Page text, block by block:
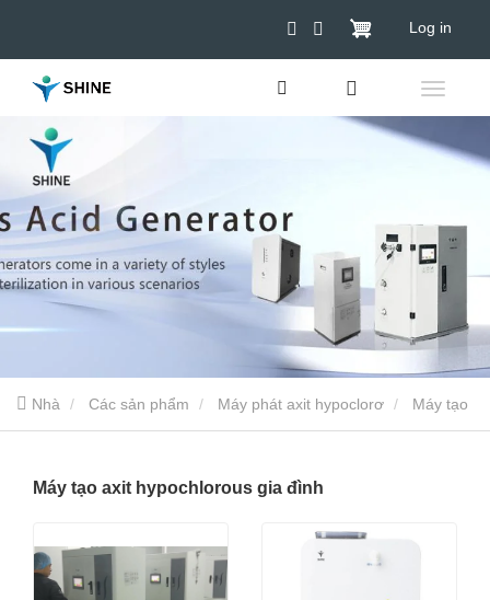
Log in
Nhà Các sản phẩm Máy phát axit hypoclorơ
Máy tạo axit hypochlorous gia đình